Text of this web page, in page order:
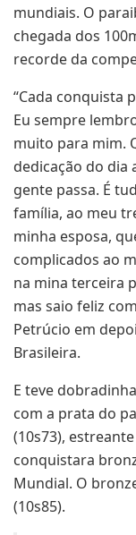
mundiais. O
chegada dos
recorde da
“Cada conquista
Eu sempre
muito para mim.
dedicação do dia
gente passa. É
família, ao meu
minha esposa,
complicados ao
na mina terceira
mas saio feliz
Petrúcio em
Brasileira.
E teve
com a prata do
(10s73),
conquistara
Mundial. O
(10s85).